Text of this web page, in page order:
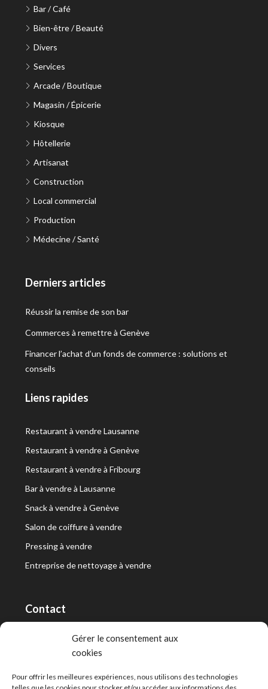
Gérer le consentement aux
cookies
Pour offrir les meilleures expériences, nous utilisons des technologies
Bar / Café
Bien-être / Beauté
Divers
Services
Arcade / Boutique
Magasin / Épicerie
Kiosque
Hôtellerie
Artisanat
Construction
Local commercial
Production
Médecine / Santé
Derniers articles
Réussir la remise de son bar
Commerces à remettre à Genève
Financer l’achat d’un fonds de commerce : solutions et
conseils
Liens rapides
Restaurant à vendre Lausanne
Restaurant à vendre à Genève
Restaurant à vendre à Fribourg
Bar à vendre à Lausanne
Snack à vendre à Genève
Salon de coiffure à vendre
Pressing à vendre
Entreprise de nettoyage à vendre
Contact
RT Capital First SA/Ltd
info@capitalfirst.ch